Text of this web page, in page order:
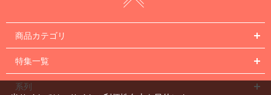
商品カテゴリ
特集一覧
系列